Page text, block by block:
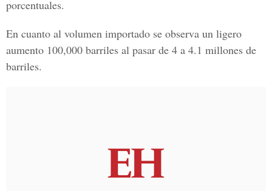
porcentuales.
En cuanto al volumen importado se observa un ligero
aumento 100,000 barriles al pasar de 4 a 4.1 millones de
barriles.